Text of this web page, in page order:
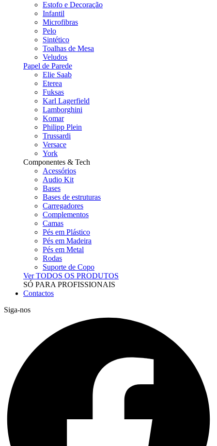
Estofo e Decoração
Infantil
Microfibras
Pelo
Sintético
Toalhas de Mesa
Veludos
Papel de Parede
Elie Saab
Eterea
Fuksas
Karl Lagerfield
Lamborghini
Komar
Philipp Plein
Trussardi
Versace
York
Componentes & Tech
Acessórios
Audio Kit
Bases
Bases de estruturas
Carregadores
Complementos
Camas
Pés em Plástico
Pés em Madeira
Pés em Metal
Rodas
Suporte de Copo
Ver TODOS OS PRODUTOS
SÓ PARA PROFISSIONAIS
Contactos
Siga-nos